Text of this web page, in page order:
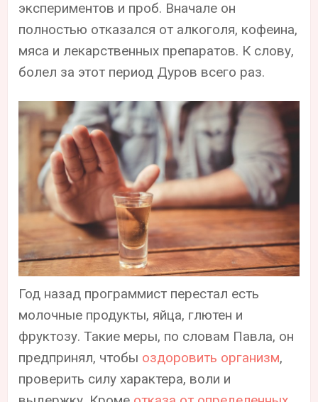
экспериментов и проб. Вначале он
полностью отказался от алкоголя, кофеина,
мяса и лекарственных препаратов. К слову,
болел за этот период Дуров всего раз.
Год назад программист перестал есть
молочные продукты, яйца, глютен и
фруктозу. Такие меры, по словам Павла, он
предпринял, чтобы оздоровить организм,
проверить силу характера, воли и